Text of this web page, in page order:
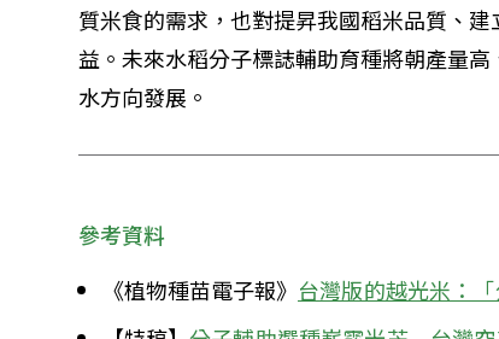
質米食的需求，也對提昇我國稻米品質、
益。未來水稻分子標誌輔助育種將朝產量
水方向發展。
參考資料
《植物種苗電子報》 台灣版的越光米：